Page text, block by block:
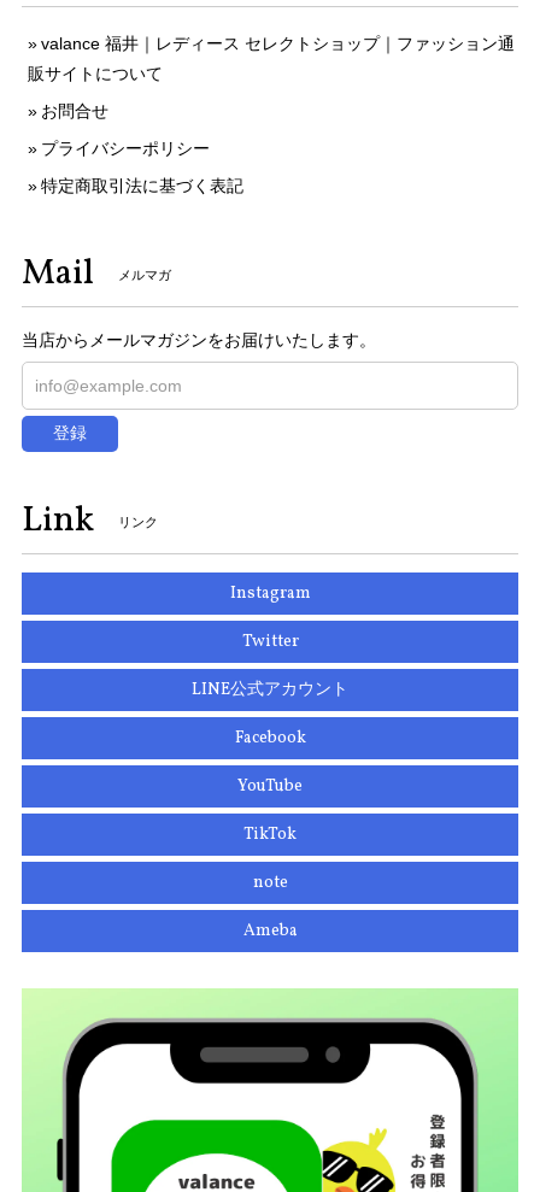
valance 福井｜レディース セレクトショップ｜ファッション通
販サイトについて
お問合せ
プライバシーポリシー
特定商取引法に基づく表記
Mail メルマガ
当店からメールマガジンをお届けいたします。
登録
Link リンク
Instagram
Twitter
LINE公式アカウント
Facebook
YouTube
TikTok
note
Ameba